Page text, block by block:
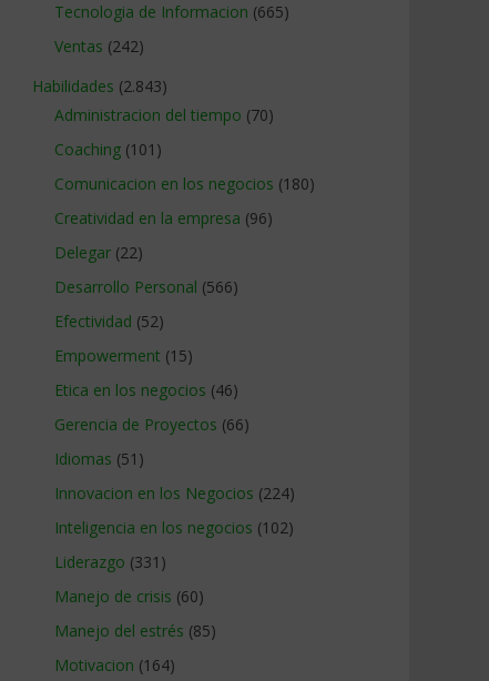
Tecnologia de Informacion (665)
Ventas (242)
Habilidades (2.843)
Administracion del tiempo (70)
Coaching (101)
Comunicacion en los negocios (180)
Creatividad en la empresa (96)
Delegar (22)
Desarrollo Personal (566)
Efectividad (52)
Empowerment (15)
Etica en los negocios (46)
Gerencia de Proyectos (66)
Idiomas (51)
Innovacion en los Negocios (224)
Inteligencia en los negocios (102)
Liderazgo (331)
Manejo de crisis (60)
Manejo del estrés (85)
Motivacion (164)